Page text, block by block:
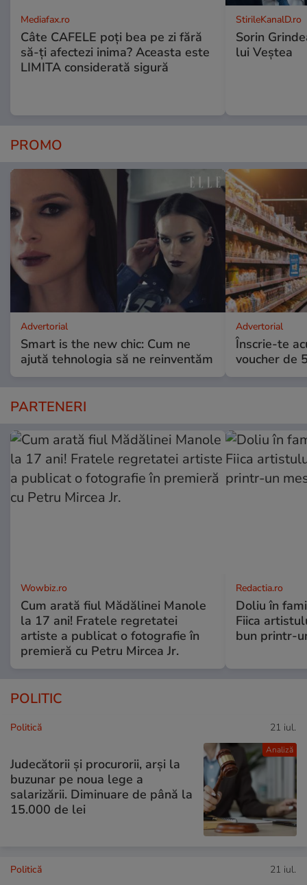
Mediafax.ro
Câte CAFELE poți bea pe zi fără
să-ți afectezi inima? Aceasta este
LIMITA considerată sigură
StirileKanalD.ro
Sorin
lui Veștea
PROMO
Advertorial
Smart is the new chic: Cum ne
ajută tehnologia să ne reinventăm
Advertorial
Înscrie-te
voucher de
PARTENERI
Wowbiz.ro
Cum arată fiul Mădălinei Manole
la 17 ani! Fratele regretatei
artiste a publicat o fotografie în
premieră cu Petru Mircea Jr.
Redactia.ro
Doliu în
Fiica
bun printr-
POLITIC
Analiză
Politică 21 iul.
Judecătorii și procurorii, arși la
buzunar pe noua lege a
salarizării. Diminuare de până la
15.000 de lei
Politică 21 iul.